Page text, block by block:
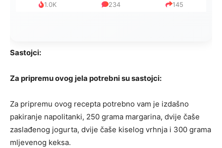
999 321 234
Sastojci:
Za pripremu ovog jela potrebni su sastojci:
Za pripremu ovog recepta potrebno vam je izdašno
pakiranje napolitanki, 250 grama margarina, dvije čaše
zaslađenog jogurta, dvije čaše kiselog vrhnja i 300 grama
mljevenog keksa.